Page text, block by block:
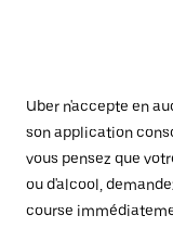
Uber n'accepte en
son application
vous pensez que
ou d'alcool,
course